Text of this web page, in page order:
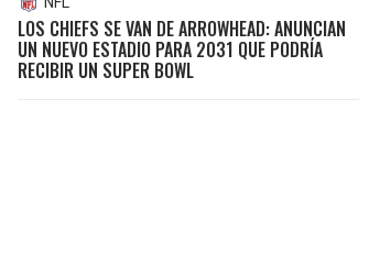
LOS CHIEFS SE VAN DE ARROWHEAD: ANUNCIAN
UN NUEVO ESTADIO PARA 2031 QUE PODRÍA
RECIBIR UN SUPER BOWL